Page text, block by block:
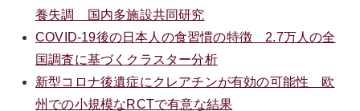
養失調 国内多施設共同研究
COVID-19後の日本人の食習慣の特徴 2.7万人の全
国調査に基づくクラスター分析
新型コロナ後遺症にクレアチンが有効の可能性 欧
州での小規模なRCTで有意な結果